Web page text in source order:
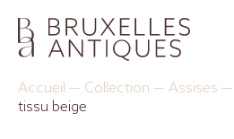
Accueil — Collection — Assises —
tissu beige